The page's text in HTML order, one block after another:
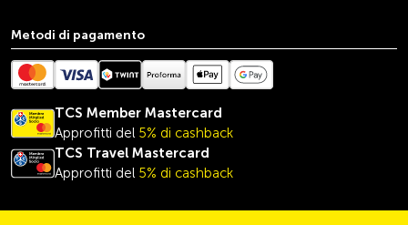
Metodi di pagamento
TCS Member Mastercard
Approfitti del 5% di cashback
TCS Travel Mastercard
Approfitti del 5% di cashback